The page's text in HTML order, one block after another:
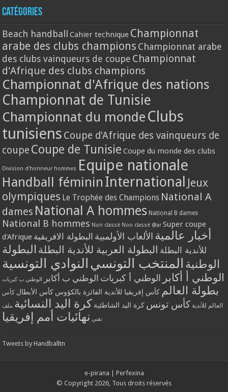
Catégories
Beach handball Cahier technique Championnat
arabe des clubs champions Championnat arabe
des clubs vainqueurs de coupe Championnat
d'Afrique des clubs champions
Championnat d'Afrique des nations
Championnat de Tunisie
Championnat du monde Clubs
tunisiens Coupe d'Afrique des vainqueurs de
coupe Coupe de Tunisie Coupe du monde des clubs
Division d'honneur hommes Equipe nationale
Handball féminin International
Jeux
olympiques Le Trophée des Champions National A
dames National A hommes National B dames
National B hommes Non classé Non classé @ar Super coupe
d'Afrique
أخبار عالمية الألعاب الأولمبية البطولة الافريقية
للأندية البطلة البطولة العربية للأندية البطلة البطولة
الوطنية المنتخب التونسي النوادي التونسية
الوطني أ أكابر الوطني أ كبريات الوطني ب أكابر الوطني ب كبريات
بطولة العالم كأس إفريقيا للأندية الفائزة بالكؤوس كأس الأبطال كأس
العالم للأندية كأس تونس كرة اليد الشاطئية كرة اليد النسائية ملف
تقني نهائيات أمم إفريقيا
Tweets by Handballtn
e-pirana
Perfexina
© Copyright 2026, Tous droits réservés